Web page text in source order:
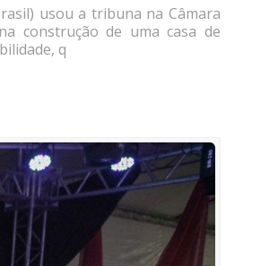
usou a tribuna na Câmara
construção de uma casa de
q